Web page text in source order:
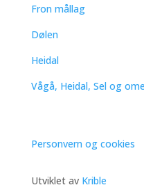
Fron mållag
Dølen
Heidal
Vågå, Heidal, Sel og
Personvern og cookies
Utviklet av Krible